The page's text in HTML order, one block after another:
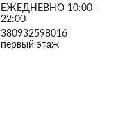
ЕЖЕДНЕВНО 10:00 -
22:00
380932598016
первый этаж